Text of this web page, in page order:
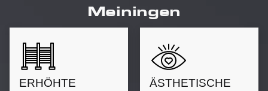
Meiningen
ERHÖHTE
ÄSTHETISCHE